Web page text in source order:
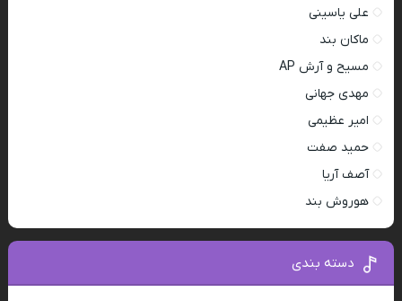
علی یاسینی
ماکان بند
مسیح و آرش AP
مهدی جهانی
امیر عظیمی
حمید صفت
آصف آریا
هوروش بند
دسته بندی